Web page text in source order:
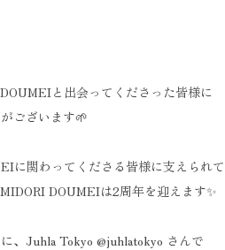
と出会ってくださった皆様に
ございます🌱
に関わってくださる皆様に支えられて
DOUMEIは2周年を迎えます✨
、Juhla Tokyo @juhlatokyo さんで